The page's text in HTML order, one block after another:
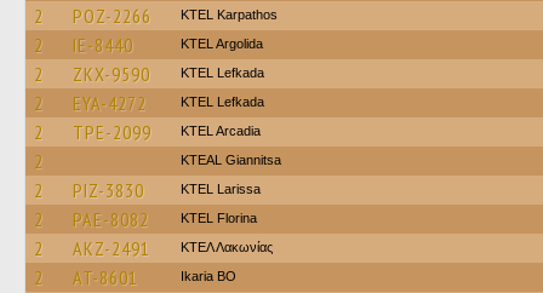
2 POZ-2266 ΚΤΕL Karpathos
2 IE-8440 KTEL Argolida
2 ZKX-9590 KTEL Lefkada
2 EYA-4272 KTEL Lefkada
2 TPE-2099 KTEL Arcadia
2 KTEAL Giannitsa
2 PIZ-3830 KTEL Larissa
2 PAE-8082 KTEL Florina
2 AKZ-2491 ΚΤΕΛ Λακωνίας
2 AT-8601 Ikaria BO